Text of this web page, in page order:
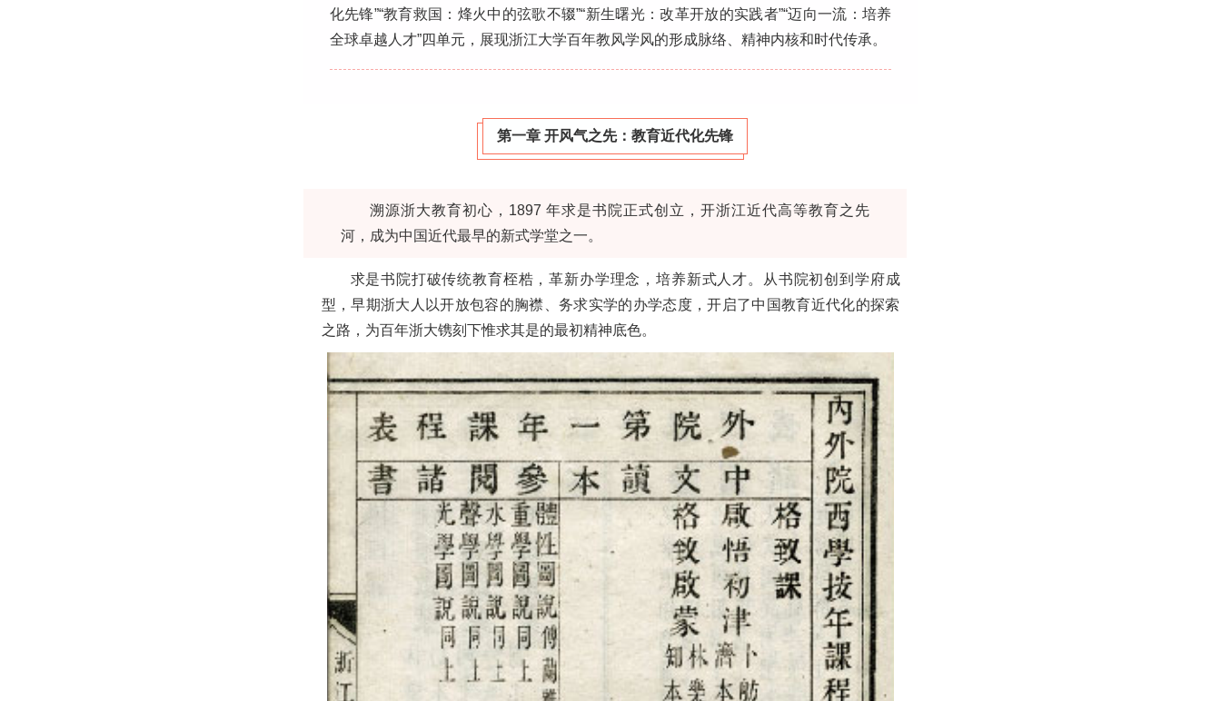
化先锋”“教育救国：烽火中的弦歌不辍”“新生曙光：改革开放的实践者”“迈向一流：培养
全球卓越人才”四单元，展现浙江大学百年教风学风的形成脉络、精神内核和时代传承。
第一章 开风气之先：教育近代化先锋
溯源浙大教育初心，1897 年求是书院正式创立，开浙江近代高等教育之先
河，成为中国近代最早的新式学堂之一。
求是书院打破传统教育桎梏，革新办学理念，培养新式人才。从书院初创到学府成
型，早期浙大人以开放包容的胸襟、务求实学的办学态度，开启了中国教育近代化的探索
之路，为百年浙大镌刻下惟求其是的最初精神底色。